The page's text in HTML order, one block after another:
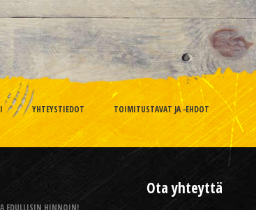
YHTEYSTIEDOT TOIMITUSTAVAT JA -EHDOT
EDULLISIN HINNOIN!
Ota yhteyttä